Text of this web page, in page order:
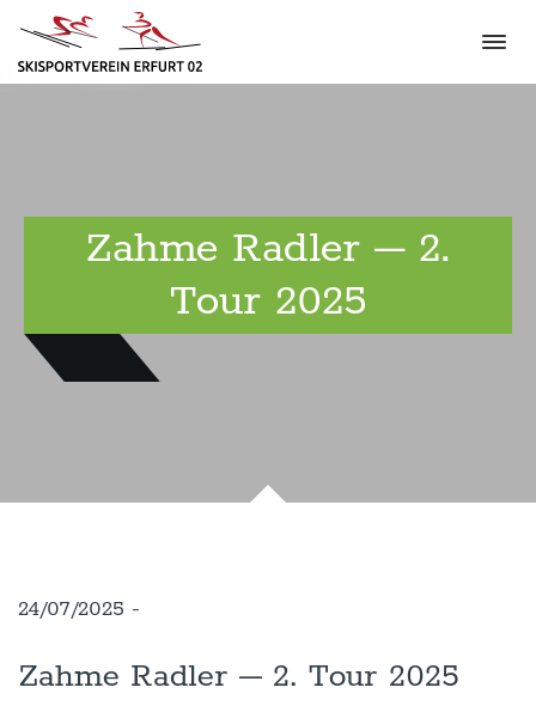
Zahme Radler – 2.
Tour 2025
24/07/2025 -
Zahme Radler – 2. Tour 2025